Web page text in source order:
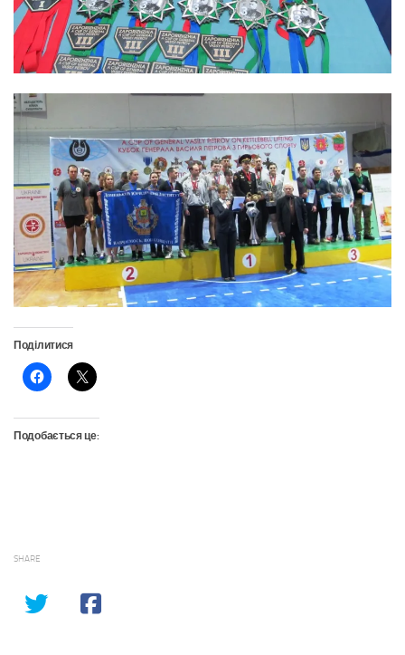
Поділитися
Подобається це:
SHARE